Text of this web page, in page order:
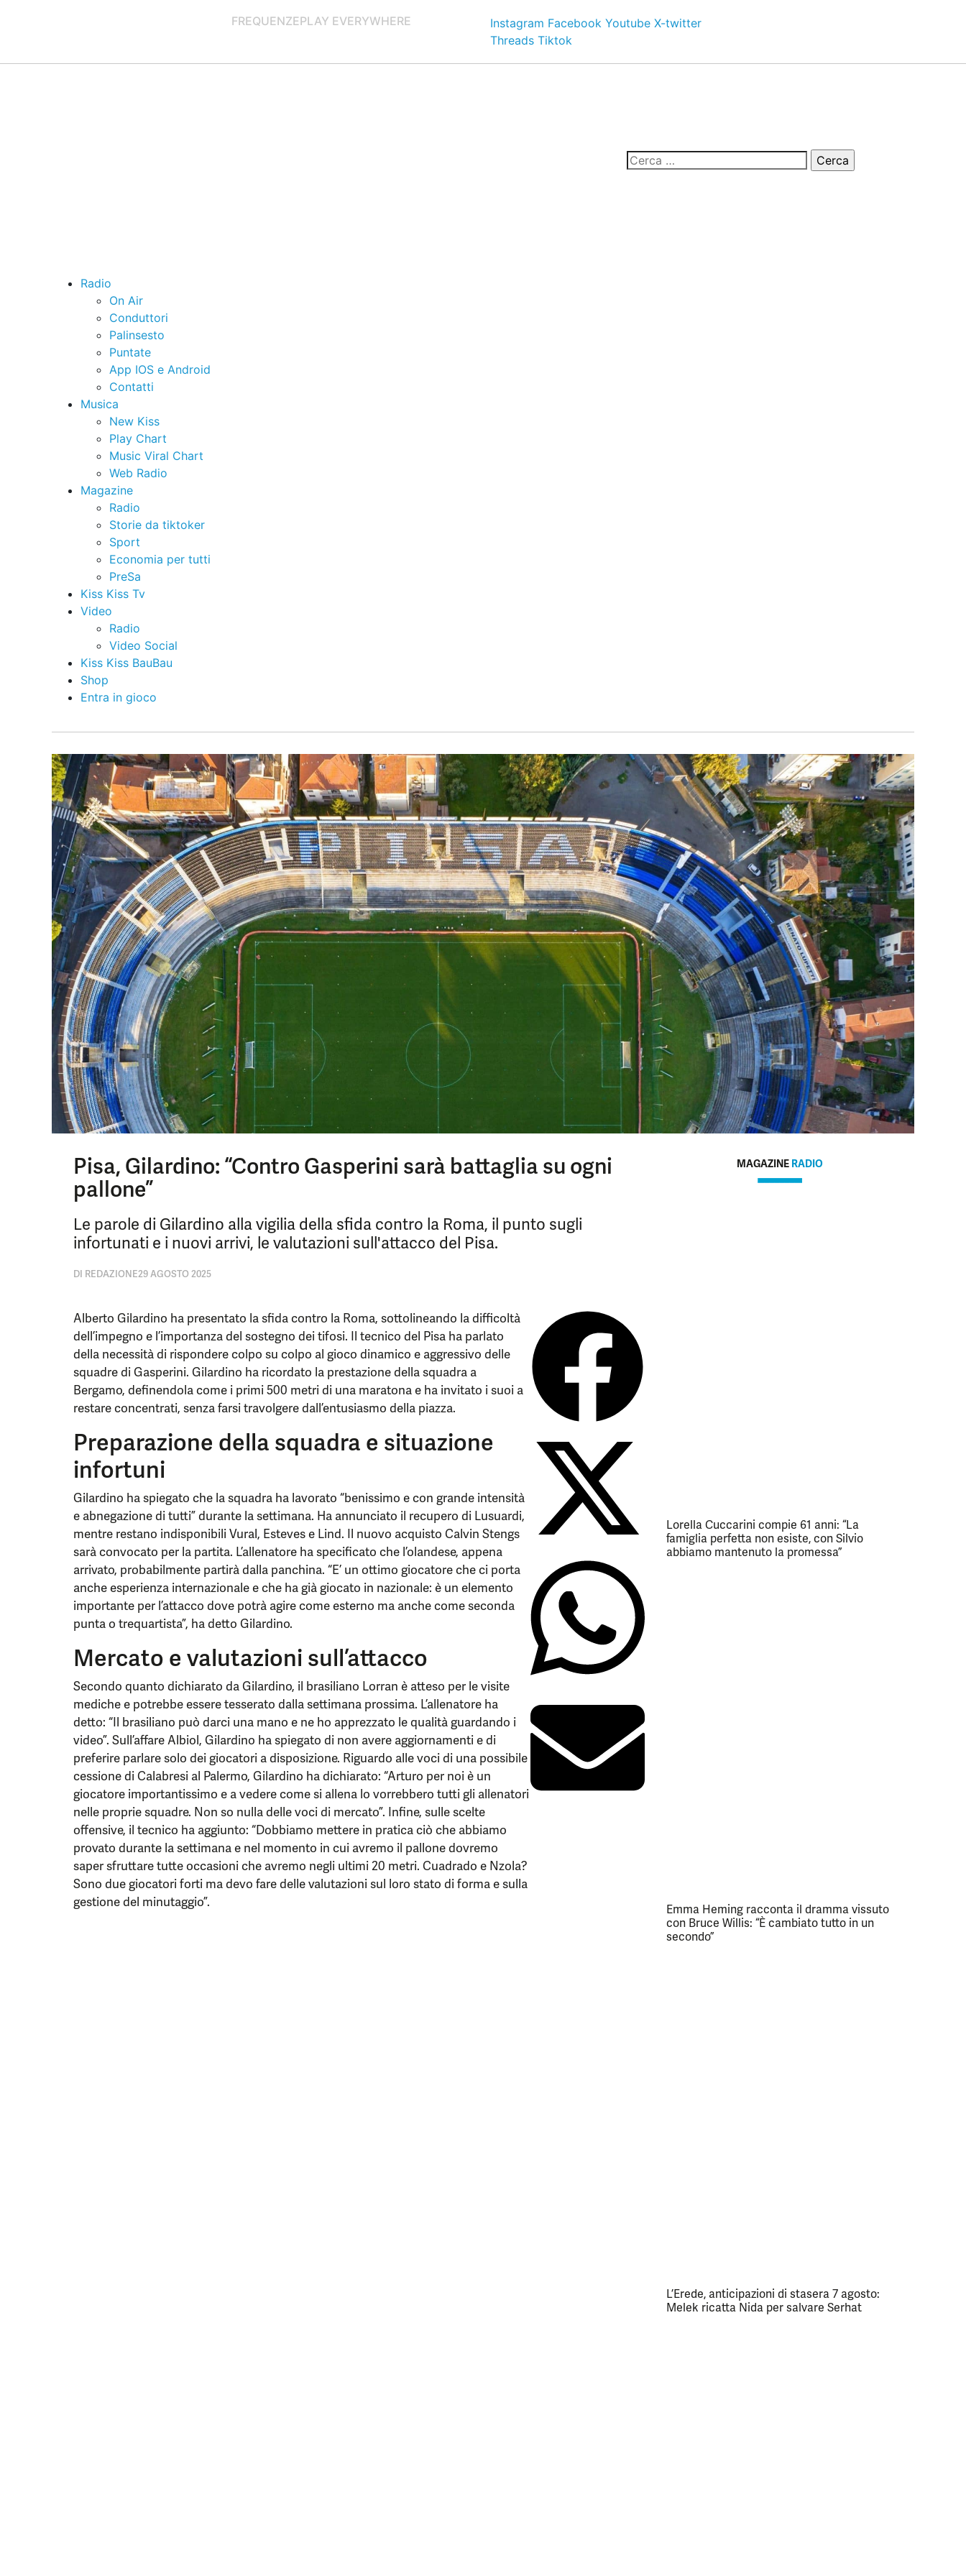
FREQUENZEPLAY EVERYWHERE Instagram Facebook Youtube X-twitter
Threads Tiktok
Radio
On Air
Conduttori
Palinsesto
Puntate
App IOS e Android
Contatti
Musica
New Kiss
Play Chart
Music Viral Chart
Web Radio
Magazine
Radio
Storie da tiktoker
Sport
Economia per tutti
PreSa
Kiss Kiss Tv
Video
Radio
Video Social
Kiss Kiss BauBau
Shop
Entra in gioco
Pisa, Gilardino: “Contro Gasperini sarà battaglia su ogni
pallone”
Le parole di Gilardino alla vigilia della sfida contro la Roma, il punto sugli
infortunati e i nuovi arrivi, le valutazioni sull'attacco del Pisa.
DI REDAZIONE29 AGOSTO 2025
Alberto Gilardino ha presentato la sfida contro la Roma, sottolineando la difficoltà
dell’impegno e l’importanza del sostegno dei tifosi. Il tecnico del Pisa ha parlato
della necessità di rispondere colpo su colpo al gioco dinamico e aggressivo delle
squadre di Gasperini. Gilardino ha ricordato la prestazione della squadra a
Bergamo, definendola come i primi 500 metri di una maratona e ha invitato i suoi a
restare concentrati, senza farsi travolgere dall’entusiasmo della piazza.
Preparazione della squadra e situazione
infortuni
Gilardino ha spiegato che la squadra ha lavorato “benissimo e con grande intensità
e abnegazione di tutti” durante la settimana. Ha annunciato il recupero di Lusuardi,
mentre restano indisponibili Vural, Esteves e Lind. Il nuovo acquisto Calvin Stengs
sarà convocato per la partita. L’allenatore ha specificato che l’olandese, appena
arrivato, probabilmente partirà dalla panchina. “E’ un ottimo giocatore che ci porta
anche esperienza internazionale e che ha già giocato in nazionale: è un elemento
importante per l’attacco dove potrà agire come esterno ma anche come seconda
punta o trequartista”, ha detto Gilardino.
Mercato e valutazioni sull’attacco
Secondo quanto dichiarato da Gilardino, il brasiliano Lorran è atteso per le visite
mediche e potrebbe essere tesserato dalla settimana prossima. L’allenatore ha
detto: “Il brasiliano può darci una mano e ne ho apprezzato le qualità guardando i
video”. Sull’affare Albiol, Gilardino ha spiegato di non avere aggiornamenti e di
preferire parlare solo dei giocatori a disposizione. Riguardo alle voci di una possibile
cessione di Calabresi al Palermo, Gilardino ha dichiarato: “Arturo per noi è un
giocatore importantissimo e a vedere come si allena lo vorrebbero tutti gli allenatori
nelle proprie squadre. Non so nulla delle voci di mercato”. Infine, sulle scelte
offensive, il tecnico ha aggiunto: “Dobbiamo mettere in pratica ciò che abbiamo
provato durante la settimana e nel momento in cui avremo il pallone dovremo
saper sfruttare tutte occasioni che avremo negli ultimi 20 metri. Cuadrado e Nzola?
Sono due giocatori forti ma devo fare delle valutazioni sul loro stato di forma e sulla
gestione del minutaggio”.
MAGAZINE RADIO
Lorella Cuccarini compie 61 anni: “La
famiglia perfetta non esiste, con Silvio
abbiamo mantenuto la promessa”
Emma Heming racconta il dramma vissuto
con Bruce Willis: “È cambiato tutto in un
secondo”
L’Erede, anticipazioni di stasera 7 agosto:
Melek ricatta Nida per salvare Serhat